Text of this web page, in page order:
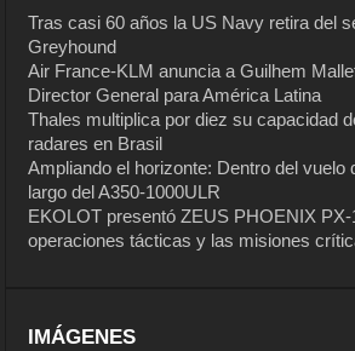
Tras casi 60 años la US Navy retira del
Greyhound
Air France-KLM anuncia a Guilhem
Director General para América Latina
Thales multiplica por diez su capacidad
radares en Brasil
Ampliando el horizonte: Dentro del vuelo
largo del A350-1000ULR
EKOLOT presentó ZEUS PHOENIX PX-
operaciones tácticas y las misiones
IMÁGENES